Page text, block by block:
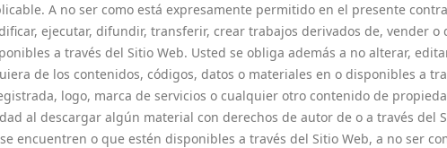
A no ser como está expresamente permitido en el presente
ejecutar, difundir, transferir, crear trabajos derivados de, vender
a través del Sitio Web. Usted se obliga además a no alterar,
de los contenidos, códigos, datos o materiales en o disponibles a
logo, marca de servicios o cualquier otro contenido de
al descargar algún material con derechos de autor de o a través del
encuentren o que estén disponibles a través del Sitio Web, a no ser